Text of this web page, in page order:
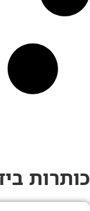
כותרות